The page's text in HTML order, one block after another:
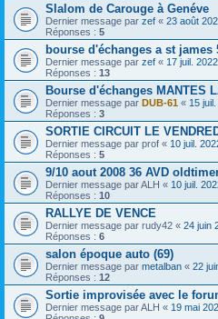
Slalom de Carouge à Genéve
Dernier message par zef « 23 août
Réponses : 5
bourse d'échanges a st
Dernier message par zef « 17 juil.
Réponses : 13
Bourse d'échanges MANTES
Dernier message par DUB-61 « 15
Réponses : 3
SORTIE CIRCUIT LE
Dernier message par prof « 10 juil.
Réponses : 5
9/10 aout 2008 36 AVD
Dernier message parALH « 10 juil.
Réponses : 10
RALLYE DE VENCE
Dernier message par rudy42 « 24 juin
Réponses : 6
salon époque auto (69)
Dernier message par metalban « 22
Réponses : 12
Sortie improvisée avec le
Dernier message parALH « 19 mai